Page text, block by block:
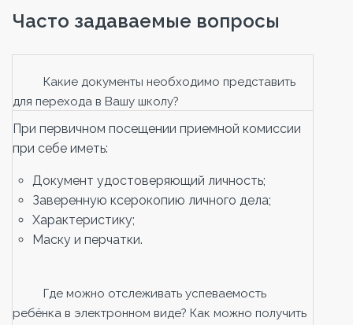
Часто задаваемые вопросы
Какие документы необходимо представить
для перехода в Вашу школу?
При первичном посещении приемной комиссии
при себе иметь:
Документ удостоверяющий личность;
Заверенную ксерокопию личного дела;
Характеристику;
Маску и перчатки.
Где можно отслеживать успеваемость
ребёнка в электронном виде? Как можно получить